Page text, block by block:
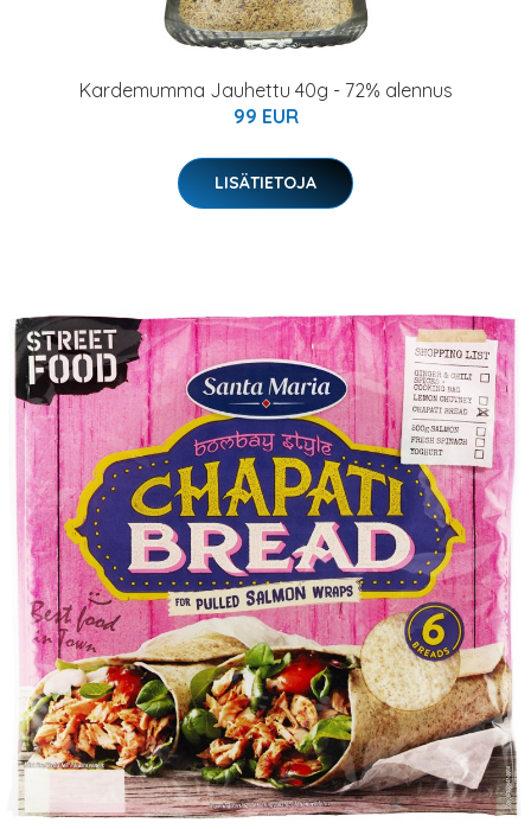
Kardemumma Jauhettu 40g - 72% alennus
99 EUR
LISÄTIETOJA